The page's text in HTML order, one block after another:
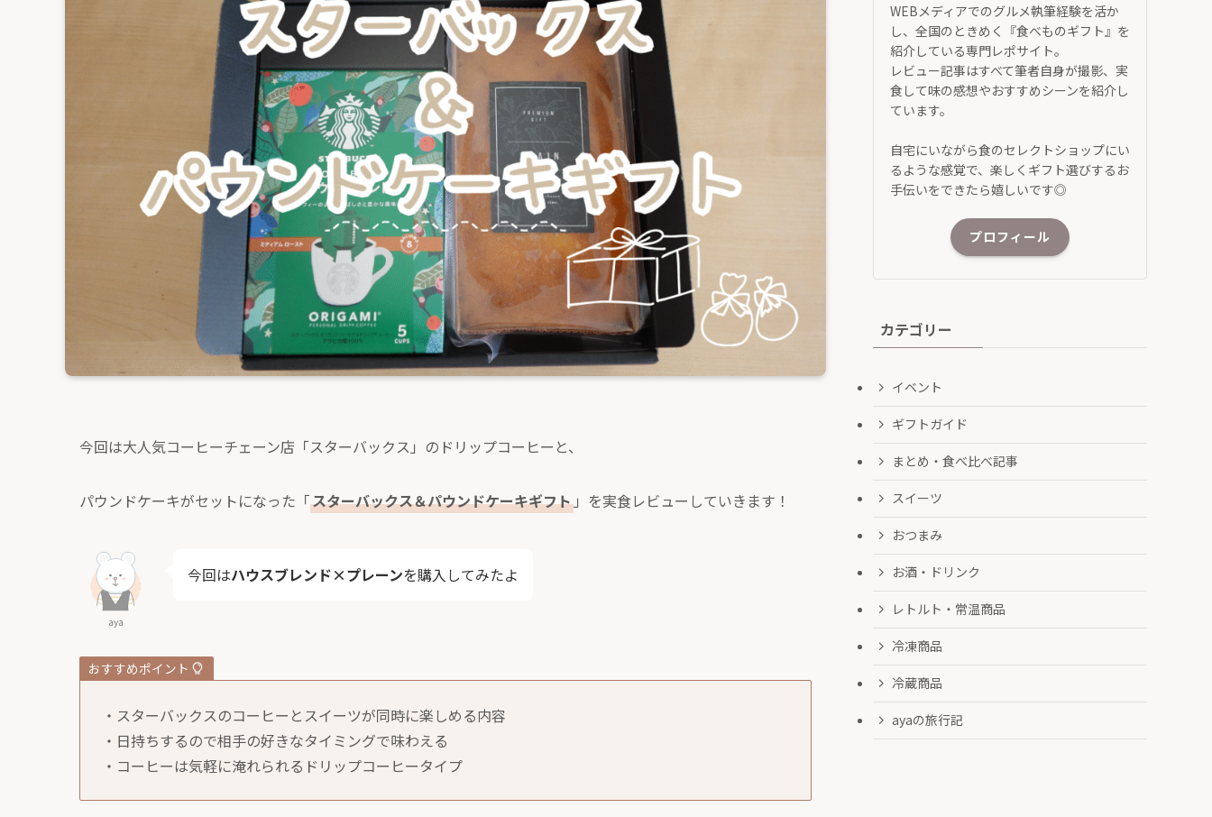
今回は大人気コーヒーチェーン店「スターバックス」のドリップコーヒーと、
パウンドケーキがセットになった「スターバックス＆パウンドケーキギフト 」を実食レビューしていきます！
aya
今回はハウスブレンド×プレーンを購入してみたよ
おすすめポイント
・スターバックスのコーヒーとスイーツが同時に楽しめる内容
・日持ちするので相手の好きなタイミングで味わえる
・コーヒーは気軽に淹れられるドリップコーヒータイプ
WEBメディアでのグルメ執筆経験を活か
し、全国のときめく『食べものギフト』を
紹介している専門レポサイト。
レビュー記事はすべて筆者自身が撮影、実
食して味の感想やおすすめシーンを紹介し
ています。
自宅にいながら食のセレクトショップにい
るような感覚で、楽しくギフト選びするお
手伝いをできたら嬉しいです◎
プロフィール
カテゴリー
イベント
ギフトガイド
まとめ・食べ比べ記事
スイーツ
おつまみ
お酒・ドリンク
レトルト・常温商品
冷凍商品
冷蔵商品
ayaの旅行記